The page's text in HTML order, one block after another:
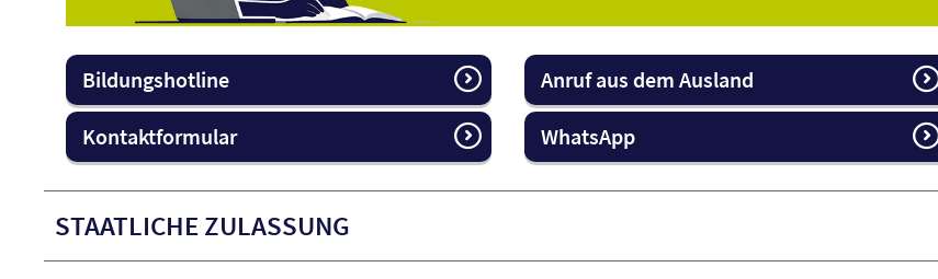
Bildungshotline Anruf aus dem Ausland
Kontaktformular WhatsApp
STAATLICHE ZULASSUNG